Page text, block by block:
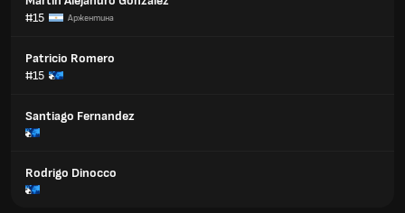
#15
Аржентина
Patricio Romero
#15
Santiago Fernandez
Rodrigo Dinocco